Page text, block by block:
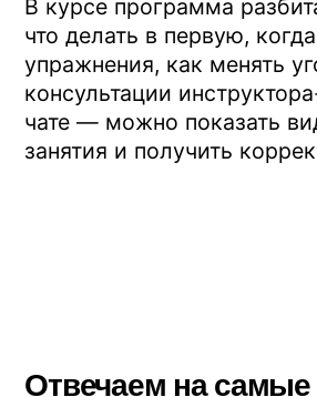
АвторДмитрий Леонов
инструктор-методист Центра Евминова. 14
лет в практике методики Евминова